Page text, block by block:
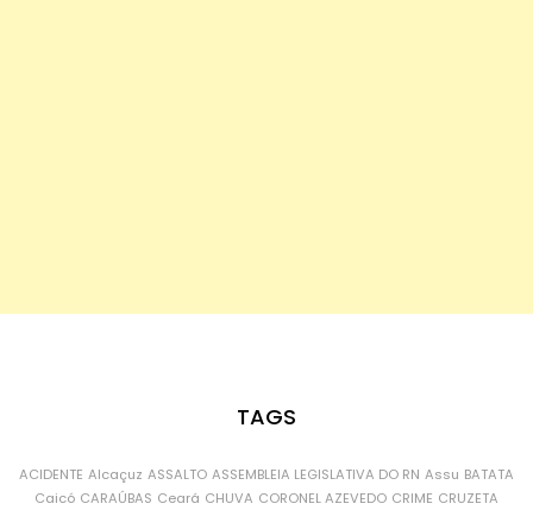
TAGS
ACIDENTE Alcaçuz ASSALTO ASSEMBLEIA LEGISLATIVA DO RN Assu BATATA
Caicó CARAÚBAS Ceará CHUVA CORONEL AZEVEDO CRIME CRUZETA